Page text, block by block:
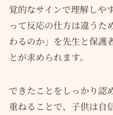
覚的なサインで理解しや
って反応の仕方は違うた
わるのか」を先生と保護
とが求められます。
できたことをしっかり認
重ねることで、子供は自